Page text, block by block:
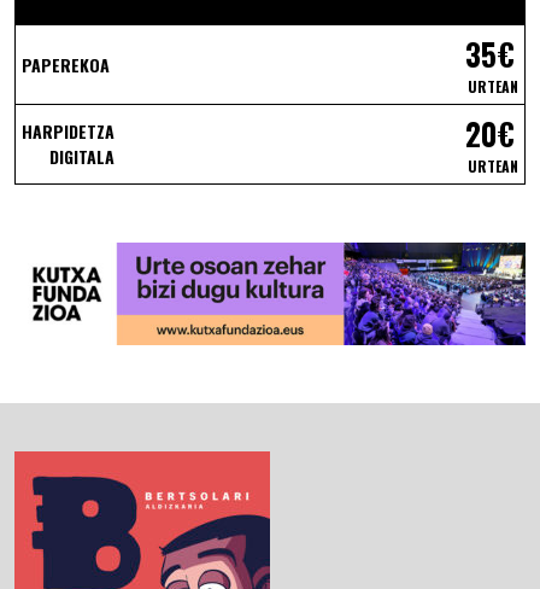
PAPEREKOA 35€
URTEAN
HARPIDETZA
DIGITALA
20€
URTEAN